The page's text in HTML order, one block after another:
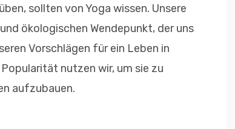
sollten von Yoga wissen. Unsere
ökologischen Wendepunkt, der uns
Vorschlägen für ein Leben in
nutzen wir, um sie zu
aufzubauen.